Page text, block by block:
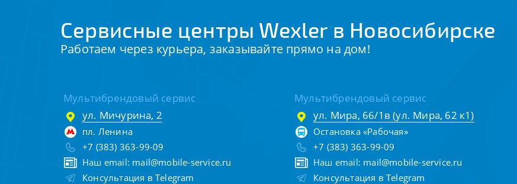
Сервисные центры Wexler в Новосибирске
Работаем через курьера, заказывайте прямо на дом!
Мультибрендовый сервис
ул. Мичурина, 2
пл. Ленина
+7 (383) 363-99-09
Наш email: mail@mobile-service.ru
Консультация в Telegram
Мультибрендовый сервис
ул. Мира, 66/1в (ул. Мира, 62 к1)
Остановка «Рабочая»
+7 (383) 363-99-09
Наш email: mail@mobile-service.ru
Консультация в Telegram